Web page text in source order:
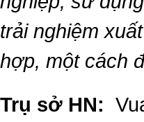
trải nghiệm
hợp, một cách
Trụ sở HN: